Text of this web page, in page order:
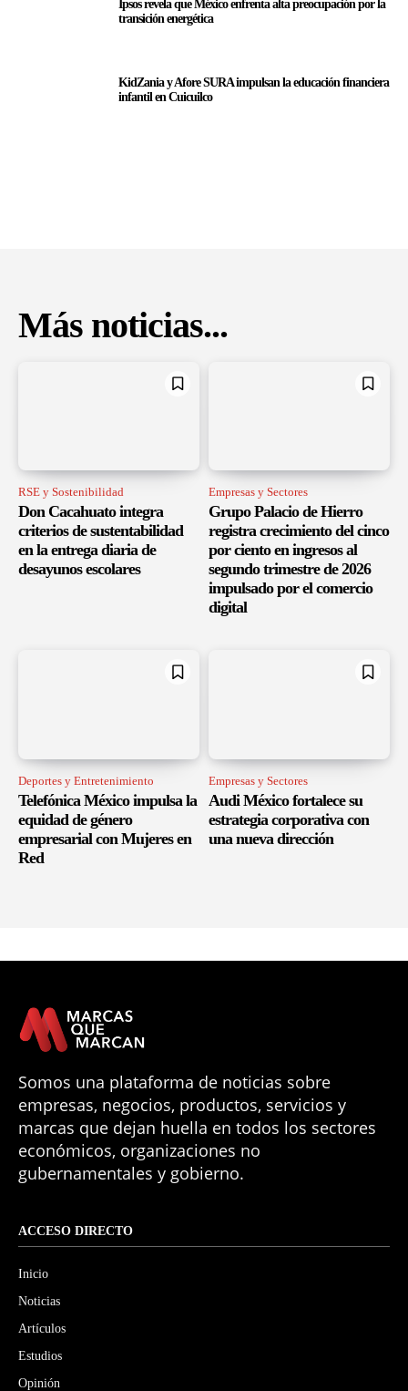
Ipsos revela que México enfrenta alta preocupación por la
transición energética
KidZania y Afore SURA impulsan la educación financiera
infantil en Cuicuilco
Más noticias...
RSE y Sostenibilidad
Don Cacahuato integra
criterios de sustentabilidad
en la entrega diaria de
desayunos escolares
Empresas y Sectores
Grupo Palacio de Hierro
registra crecimiento del cinco
por ciento en ingresos al
segundo trimestre de 2026
impulsado por el comercio
digital
Deportes y Entretenimiento
Telefónica México impulsa la
equidad de género
empresarial con Mujeres en
Red
Empresas y Sectores
Audi México fortalece su
estrategia corporativa con
una nueva dirección
Somos una plataforma de noticias sobre
empresas, negocios, productos, servicios y
marcas que dejan huella en todos los sectores
económicos, organizaciones no
gubernamentales y gobierno.
ACCESO DIRECTO
Inicio
Noticias
Artículos
Estudios
Opinión